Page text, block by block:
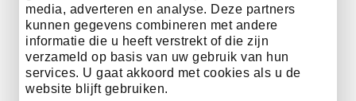
media, adverteren en analyse. Deze partners
kunnen gegevens combineren met andere
informatie die u heeft verstrekt of die zijn
verzameld op basis van uw gebruik van hun
services. U gaat akkoord met cookies als u de
website blijft gebruiken.